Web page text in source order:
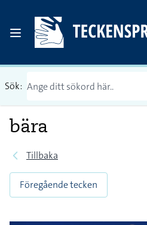
Sök:
bära
Tillbaka
Föregående tecken